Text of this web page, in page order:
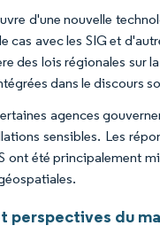
d'une nouvelle
cas avec les SIG et
des lois régionales sur
dans le discours
agences
sensibles. Les
ont été principalement
perspectives du